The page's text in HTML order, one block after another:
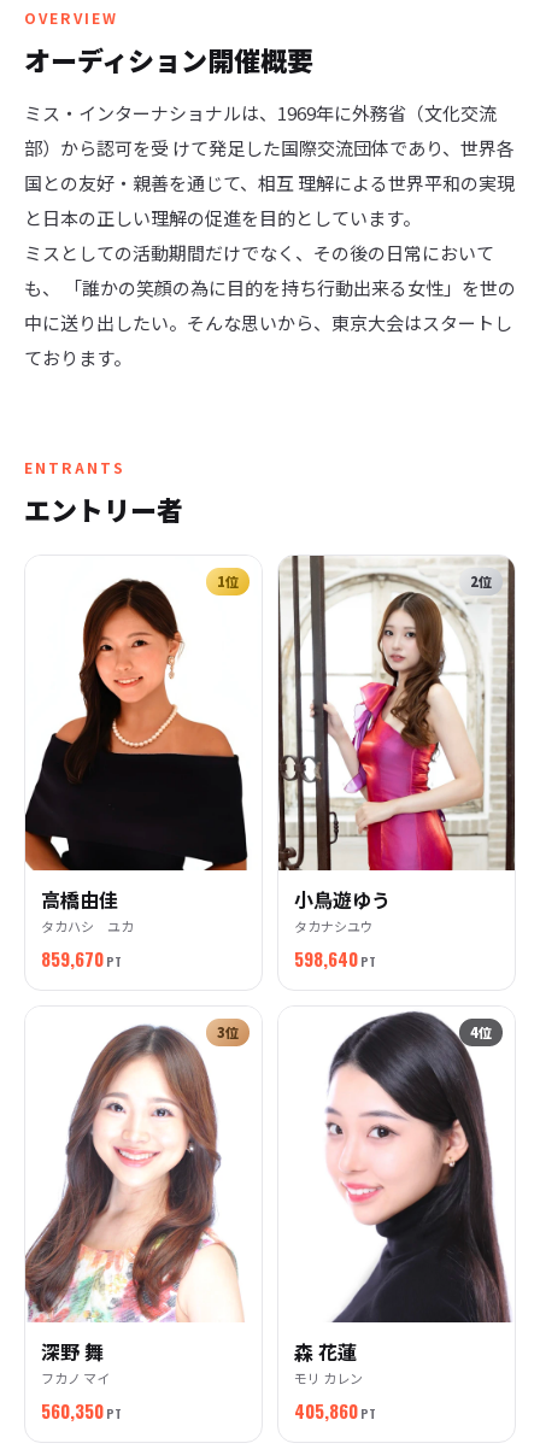
OVERVIEW
オーディション開催概要
ミス・インターナショナルは、1969年に外務省（文化交流
部）から認可を受 けて発足した国際交流団体であり、世界各
国との友好・親善を通じて、相互 理解による世界平和の実現
と日本の正しい理解の促進を目的としています。
ミスとしての活動期間だけでなく、その後の日常において
も、 「誰かの笑顔の為に目的を持ち行動出来る女性」を世の
中に送り出したい。そんな思いから、東京大会はスタートし
ております。
ENTRANTS
エントリー者
1位
高橋由佳
タカハシ ユカ
859,670 PT
2位
小鳥遊ゆう
タカナシユウ
598,640 PT
3位
深野 舞
フカノ マイ
560,350 PT
4位
森 花蓮
モリ カレン
405,860 PT